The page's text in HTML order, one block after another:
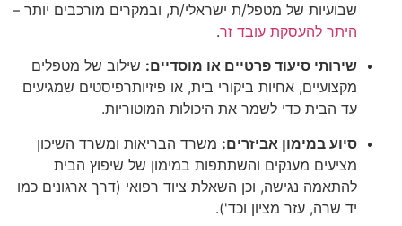
שבועיות של מטפל/ת ישראלי/ת, ובמקרים מורכבים יותר –
היתר להעסקת עובד זר.
שירותי סיעוד פרטיים או מוסדיים: שילוב של מטפלים
מקצועיים, אחיות ביקורי בית, או פיזיותרפיסטים שמגיעים
עד הבית כדי לשמר את היכולות המוטוריות.
סיוע במימון אביזרים: משרד הבריאות ומשרד השיכון
מציעים מענקים והשתתפות במימון של שיפוץ הבית
להתאמה נגישה, וכן השאלת ציוד רפואי (דרך ארגונים כמו
יד שרה, עזר מציון וכד').